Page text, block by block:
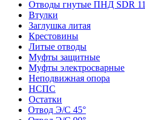
Отводы гнутые ПНД SDR 11
Втулки
Заглушка литая
Крестовины
Литые отводы
Муфты защитные
Муфты электросварные
Неподвижная опора
НСПС
Остатки
Отвод Э/С 45°